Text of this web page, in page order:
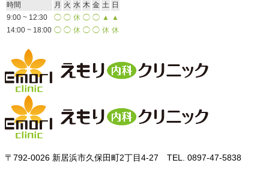
時間 月 火 水 木 金 土 日
9:00 ~ 12:30
◯ ◯ 休 ◯ ◯ ▲ ▲
14:00 ~ 18:00 ◯ ◯ 休 ◯ ◯ 休 休
〒792-0026 新居浜市久保田町2丁目4-27 TEL. 0897-47-5838